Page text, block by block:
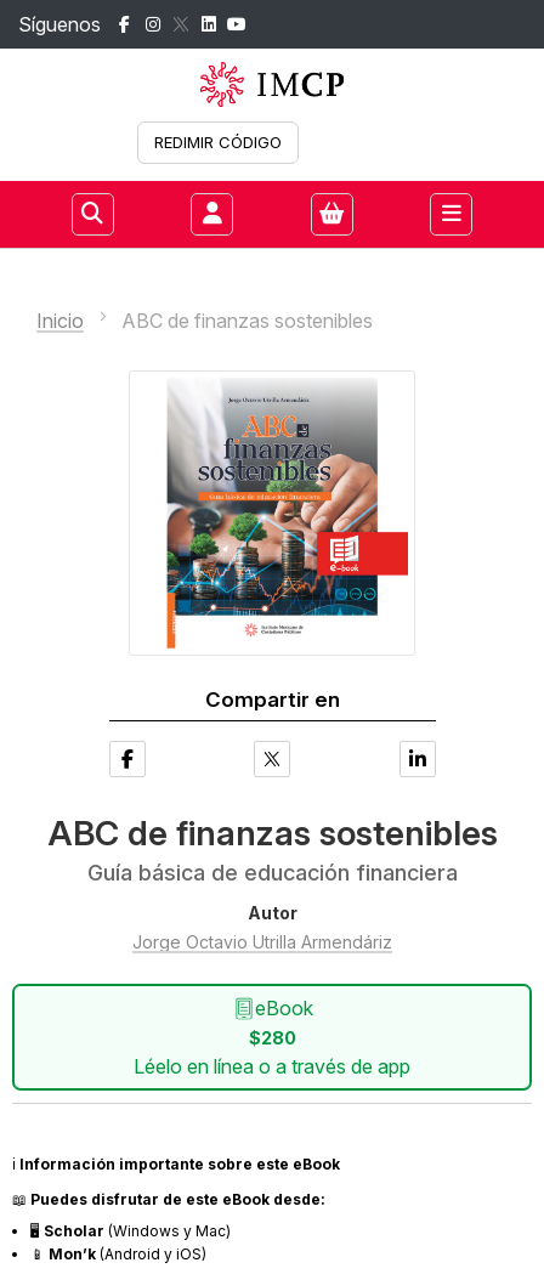
Síguenos
REDIMIR CÓDIGO
Inicio ABC de finanzas sostenibles
Compartir en
ABC de finanzas sostenibles
Guía básica de educación financiera
Autor
Jorge Octavio Utrilla Armendáriz
eBook
$280
Léelo en línea o a través de app
ℹ️ Información importante sobre este eBook
📖 Puedes disfrutar de este eBook desde:
🖥️ Scholar (Windows y Mac)
📱 Mon’k (Android y iOS)